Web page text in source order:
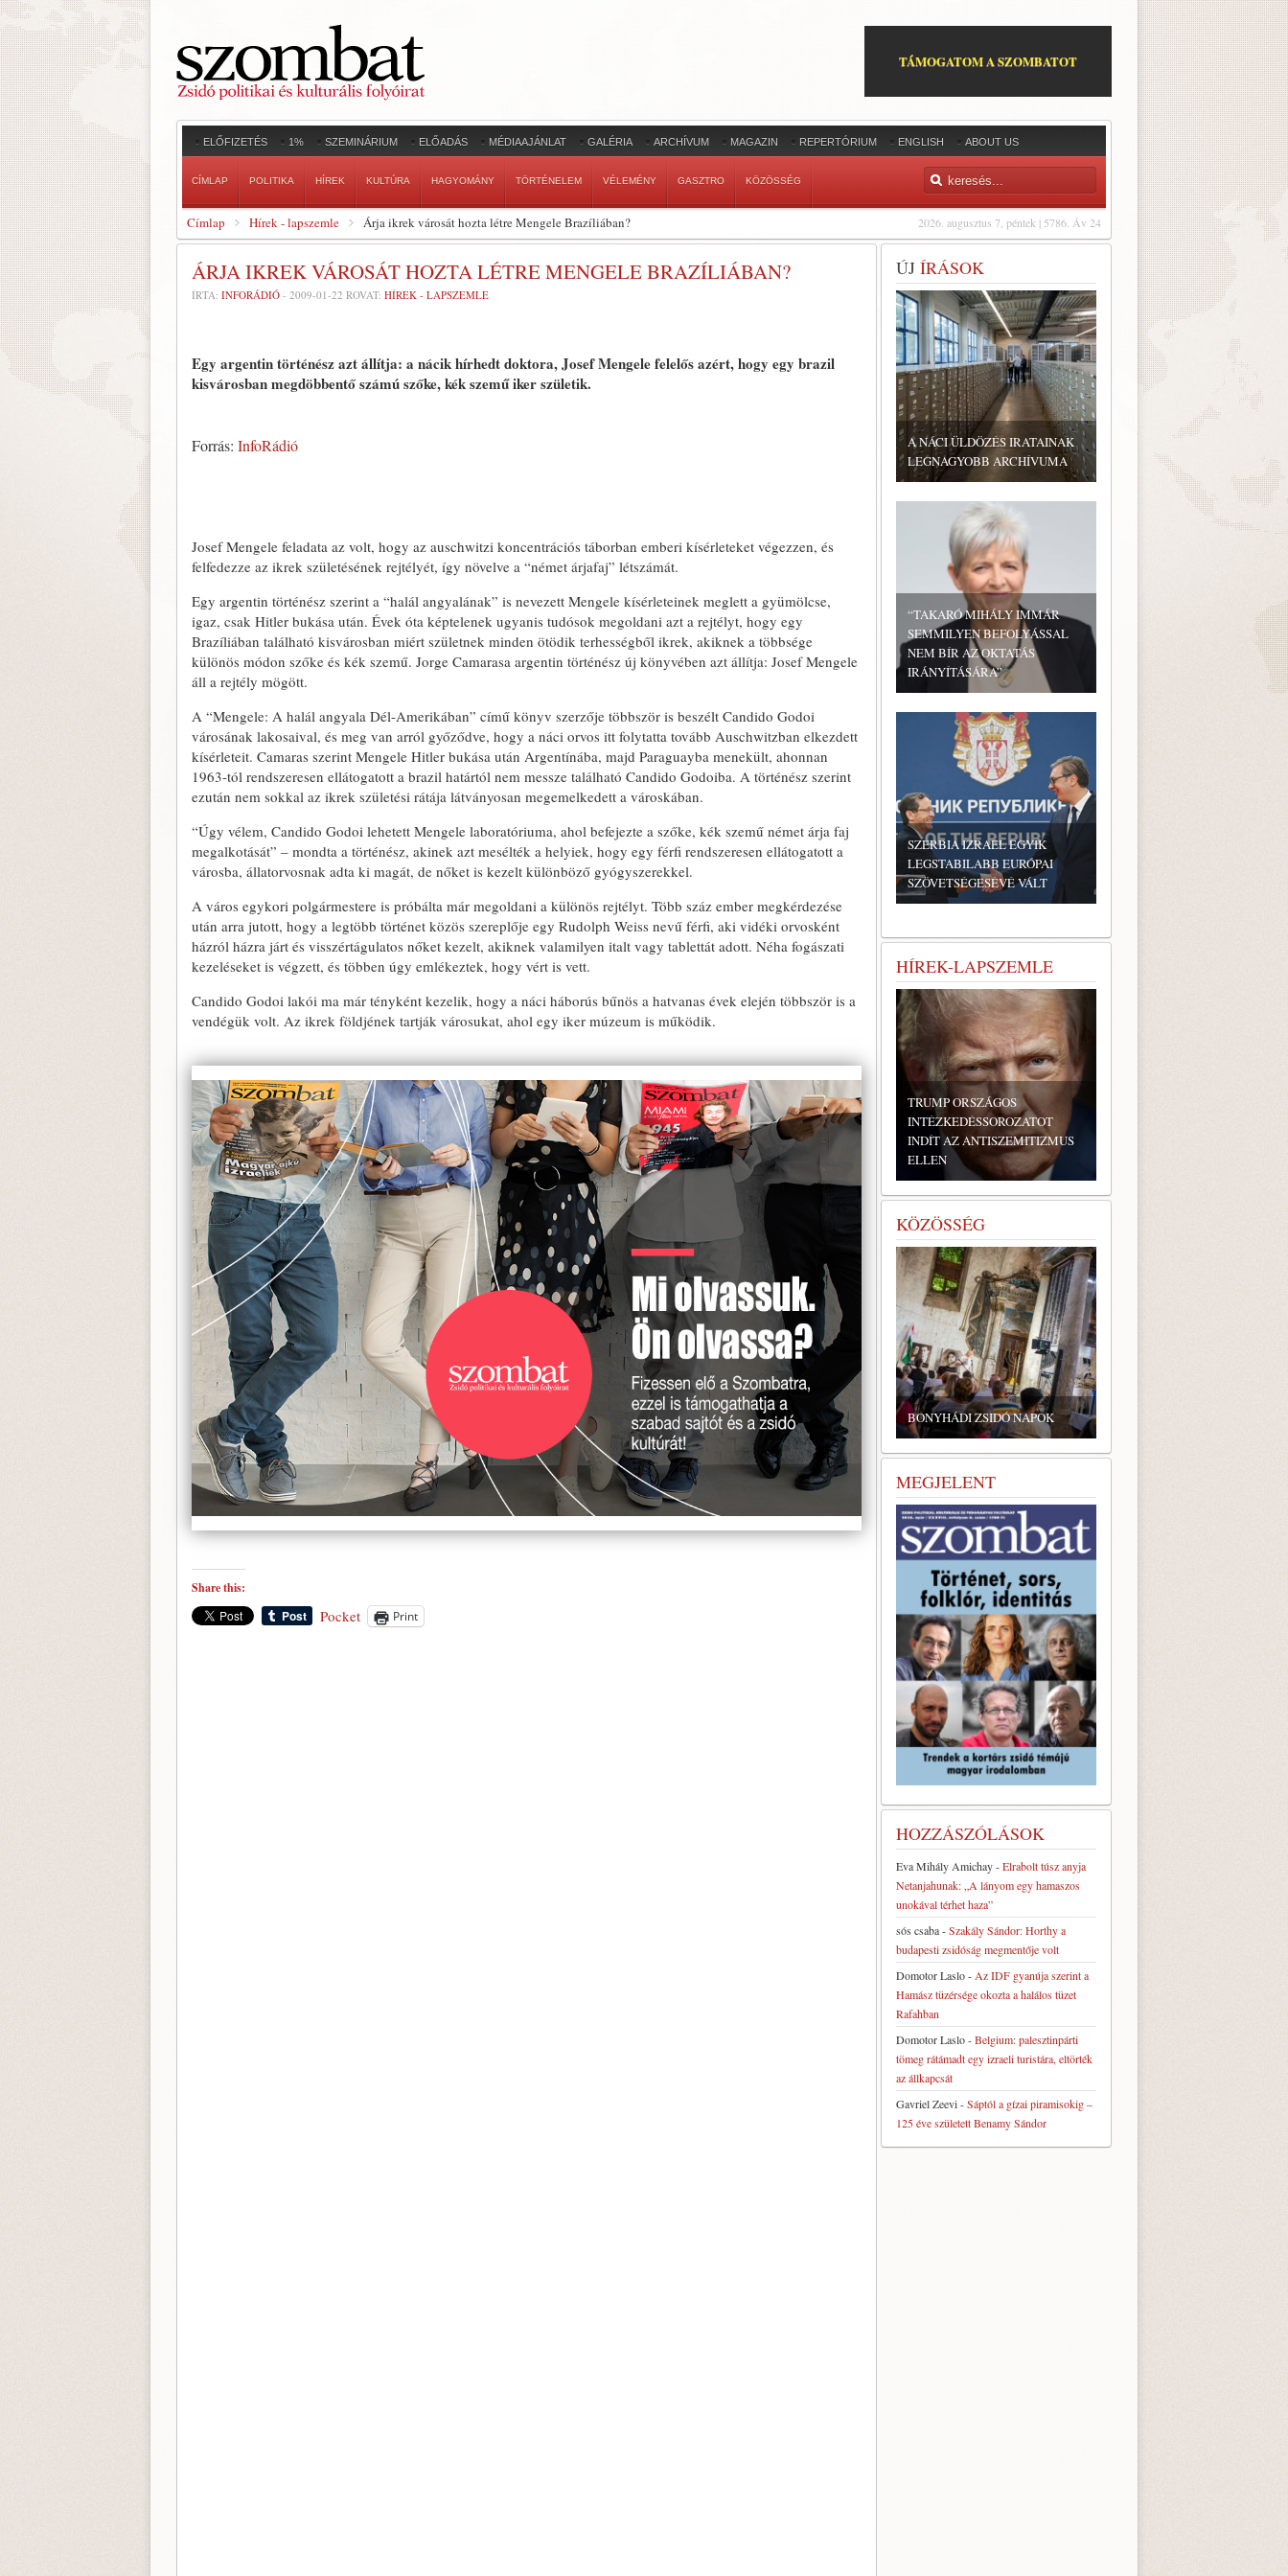
TÁMOGATOM A SZOMBATOT
ELŐFIZETÉS 1% SZEMINÁRIUM ELŐADÁS MÉDIAAJÁNLAT GALÉRIA ARCHÍVUM MAGAZIN REPERTÓRIUM ENGLISH ABOUT US
CÍMLAP POLITIKA HÍREK KULTÚRA HAGYOMÁNY TÖRTÉNELEM VÉLEMÉNY GASZTRO KÖZÖSSÉG
2026. augusztus 7, péntek | 5786. Áv 24
Címlap Hírek - lapszemle Árja ikrek városát hozta létre Mengele Brazíliában?
ÁRJA IKREK VÁROSÁT HOZTA LÉTRE MENGELE BRAZÍLIÁBAN?
ÍRTA: INFORÁDIÓ - 2009-01-22 ROVAT: HÍREK - LAPSZEMLE
Egy argentin történész azt állítja: a nácik hírhedt doktora, Josef Mengele felelős azért, hogy egy brazil
kisvárosban megdöbbentő számú szőke, kék szemű iker születik.
Forrás: InfoRádió
Josef Mengele feladata az volt, hogy az auschwitzi koncentrációs táborban emberi kísérleteket végezzen, és
felfedezze az ikrek születésének rejtélyét, így növelve a “német árjafaj” létszámát.
Egy argentin történész szerint a “halál angyalának” is nevezett Mengele kísérleteinek meglett a gyümölcse,
igaz, csak Hitler bukása után. Évek óta képtelenek ugyanis tudósok megoldani azt a rejtélyt, hogy egy
Brazíliában található kisvárosban miért születnek minden ötödik terhességből ikrek, akiknek a többsége
különös módon szőke és kék szemű. Jorge Camarasa argentin történész új könyvében azt állítja: Josef Mengele
áll a rejtély mögött.
A “Mengele: A halál angyala Dél-Amerikában” című könyv szerzője többször is beszélt Candido Godoi
városának lakosaival, és meg van arról győződve, hogy a náci orvos itt folytatta tovább Auschwitzban elkezdett
kísérleteit. Camaras szerint Mengele Hitler bukása után Argentínába, majd Paraguayba menekült, ahonnan
1963-tól rendszeresen ellátogatott a brazil határtól nem messze található Candido Godoiba. A történész szerint
ezután nem sokkal az ikrek születési rátája látványosan megemelkedett a városkában.
“Úgy vélem, Candido Godoi lehetett Mengele laboratóriuma, ahol befejezte a szőke, kék szemű német árja faj
megalkotását” – mondta a történész, akinek azt mesélték a helyiek, hogy egy férfi rendszeresen ellátogatott a
városba, állatorvosnak adta ki magát, de nőket is kezelt különböző gyógyszerekkel.
A város egykori polgármestere is próbálta már megoldani a különös rejtélyt. Több száz ember megkérdezése
után arra jutott, hogy a legtöbb történet közös szereplője egy Rudolph Weiss nevű férfi, aki vidéki orvosként
házról házra járt és visszértágulatos nőket kezelt, akiknek valamilyen italt vagy tablettát adott. Néha fogászati
kezeléseket is végzett, és többen úgy emlékeztek, hogy vért is vett.
Candido Godoi lakói ma már tényként kezelik, hogy a náci háborús bűnös a hatvanas évek elején többször is a
vendégük volt. Az ikrek földjének tartják városukat, ahol egy iker múzeum is működik.
Share this:
Pocket Print
ÚJ ÍRÁSOK
A NÁCI ÜLDÖZÉS IRATAINAK
LEGNAGYOBB ARCHÍVUMA
“TAKARÓ MIHÁLY IMMÁR
SEMMILYEN BEFOLYÁSSAL
NEM BÍR AZ OKTATÁS
IRÁNYÍTÁSÁRA”
SZERBIA IZRAEL EGYIK
LEGSTABILABB EURÓPAI
SZÖVETSÉGESÉVÉ VÁLT
HÍREK-LAPSZEMLE
TRUMP ORSZÁGOS
INTÉZKEDÉSSOROZATOT
INDÍT AZ ANTISZEMITIZMUS
ELLEN
KÖZÖSSÉG
BONYHÁDI ZSIDÓ NAPOK
MEGJELENT
HOZZÁSZÓLÁSOK
Eva Mihály Amichay-Elrabolt túsz anyja
Netanjahunak: „A lányom egy hamaszos
unokával térhet haza”
sós csaba-Szakály Sándor: Horthy a
budapesti zsidóság megmentője volt
Domotor Laslo- Az IDF gyanúja szerint a
Hamász tüzérsége okozta a halálos tüzet
Rafahban
Domotor Laslo-Belgium: palesztinpárti
tömeg rátámadt egy izraeli turistára, eltörték
az állkapcsát
Gavriel Zeevi-Sáptól a gízai piramisokig –
125 éve született Benamy Sándor